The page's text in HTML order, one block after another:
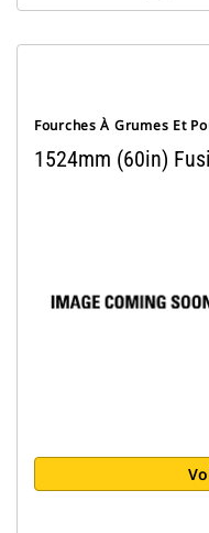
Fourches À Grumes Et
1524mm (60in)